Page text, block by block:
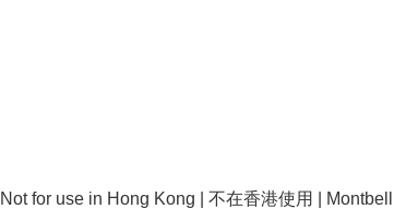
Not for use in Hong Kong | 不在香港使用 | Montbell |